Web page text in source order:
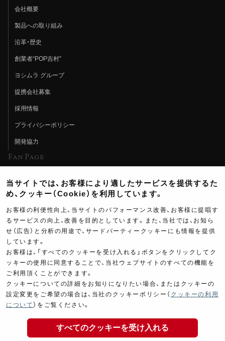
18,000(税込￥19,800)
会社概要
製品への取り組み
沿革・歴史
創業者“POP吉村”
ヨシムラ グループ
提携会社募集
採用情報
プライバシーポリシー
開発協力
Fan Page
ヨシムラTV
イベント情報
イベントスケジュール
ツーリングブレイクタイム
製品ポスター
Copyright ©YOSHIMURA JAPAN Co,Ltd. All Rights
当サイトでは、お客様により適したサービスを提供するた
め、クッキー（Cookie）を利用しています。
お客様の利便性向上、当サイトのパフォーマンス改善、お客様に提唱す
るサービスの向上、改善を目的としています。また、当社では、お知ら
せ（広告）と分析の用途で、サードパーティークッキーにも情報を提供
しています。
お客様は、「すべてのクッキーを受け入れる」ボタンをクリックしてク
ッキーの使用に同意することで、当社ウェブサイトのすべての機能を
ご利用頂くことができます。
クッキーについての詳細をお知りになりたい場合、またはクッキーの
設定変更をご希望の場合は、当社のクッキーポリシー（ クッキーの利用
について ）をご覧ください。
すべてのクッキーを受け入れる